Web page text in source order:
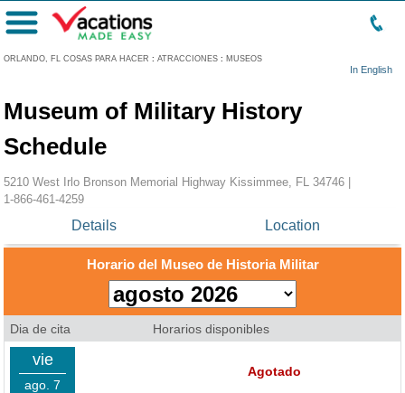
ORLANDO, FL COSAS PARA HACER : ATRACCIONES : MUSEOS
In English
Menú
Museum of Military History
Schedule
5210 West Irlo Bronson Memorial Highway Kissimmee, FL 34746 |
1-866-461-4259
Details Location
Horario del Museo de Historia Militar
Dia de cita Horarios disponibles
vie
ago. 7
Agotado